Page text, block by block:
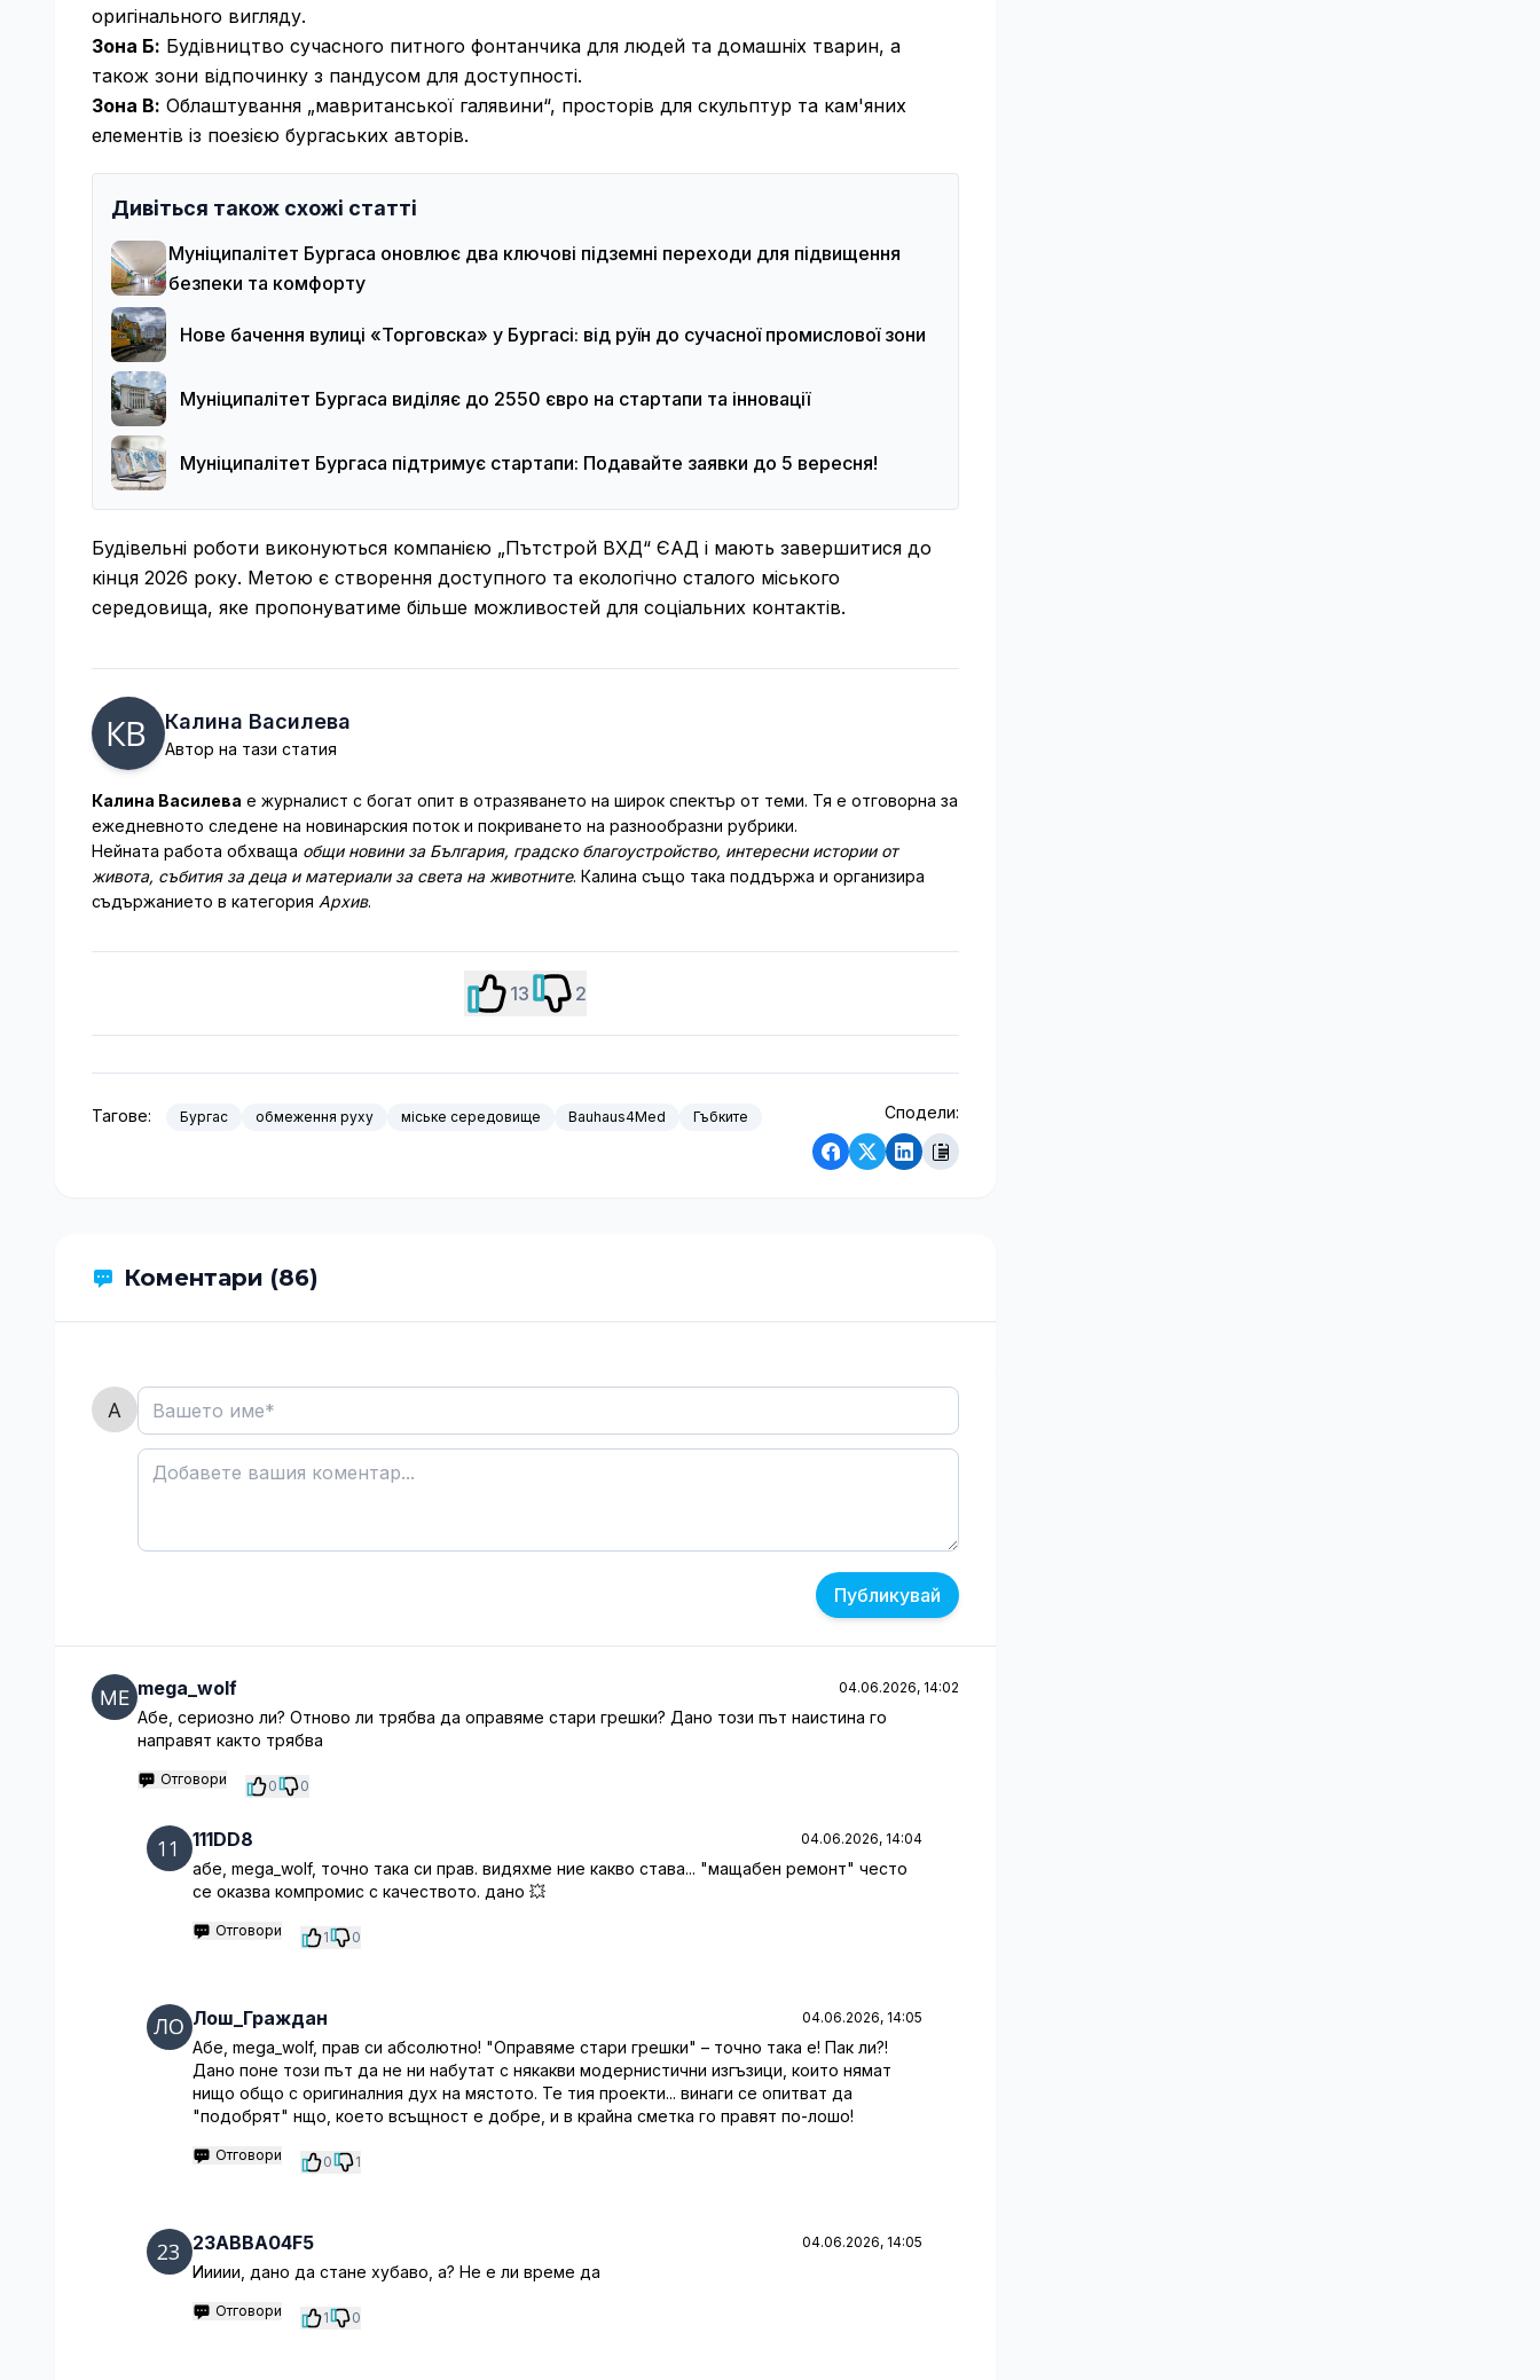
оригінального вигляду.
Зона Б: Будівництво сучасного питного фонтанчика для людей та домашніх тварин, а
також зони відпочинку з пандусом для доступності.
Зона В: Облаштування „мавританської галявини“, просторів для скульптур та кам'яних
елементів із поезією бургаських авторів.
Дивіться також схожі статті
Муніципалітет Бургаса оновлює два ключові підземні переходи для підвищення
безпеки та комфорту
Нове бачення вулиці «Торговска» у Бургасі: від руїн до сучасної промислової зони
Муніципалітет Бургаса виділяє до 2550 євро на стартапи та інновації
Муніципалітет Бургаса підтримує стартапи: Подавайте заявки до 5 вересня!
Будівельні роботи виконуються компанією „Пътстрой ВХД“ ЄАД і мають завершитися до
кінця 2026 року. Метою є створення доступного та екологічно сталого міського
середовища, яке пропонуватиме більше можливостей для соціальних контактів.
Калина Василева
Автор на тази статия
Калина Василева е журналист с богат опит в отразяването на широк спектър от теми. Тя е отговорна за
ежедневното следене на новинарския поток и покриването на разнообразни рубрики.
Нейната работа обхваща общи новини за България, градско благоустройство, интересни истории от
живота, събития за деца и материали за света на животните. Калина също така поддържа и организира
съдържанието в категория Архив.
13 2
Тагове: Бургас обмеження руху міське середовище Bauhaus4Med Гъбките Сподели:
Коментари (86)
Публикувай
mega_wolf 04.06.2026, 14:02
Абе, сериозно ли? Отново ли трябва да оправяме стари грешки? Дано този път наистина го
направят както трябва
Отговори 0 0
111DD8 04.06.2026, 14:04
абе, mega_wolf, точно така си прав. видяхме ние какво става... "мащабен ремонт" често
се оказва компромис с качеството. дано 💥
Отговори 1 0
Лош_Граждан 04.06.2026, 14:05
Абе, mega_wolf, прав си абсолютно! "Оправяме стари грешки" – точно така е! Пак ли?!
Дано поне този път да не ни набутат с някакви модернистични изгъзици, които нямат
нищо общо с оригиналния дух на мястото. Те тия проекти... винаги се опитват да
"подобрят" нщо, което всъщност е добре, и в крайна сметка го правят по-лошо!
Отговори 0 1
23ABBA04F5 04.06.2026, 14:05
Иииии, дано да стане хубаво, а? Не е ли време да
Отговори 1 0